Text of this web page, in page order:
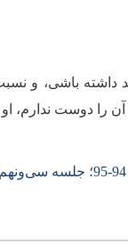
داشته باشی، و
آن را دوست ندارم،